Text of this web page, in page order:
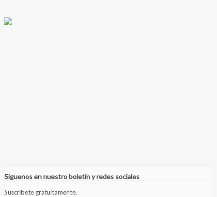
Síguenos en nuestro boletín y redes sociales
Suscríbete gratuitamente.